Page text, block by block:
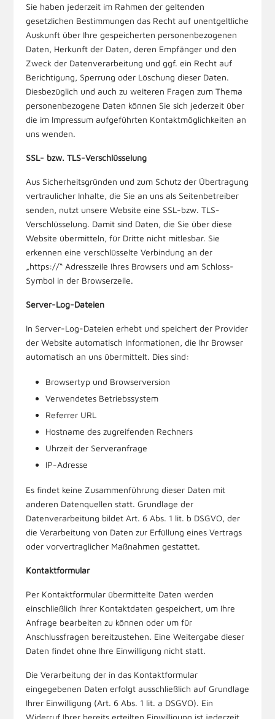
Sie haben jederzeit im Rahmen der geltenden
gesetzlichen Bestimmungen das Recht auf unentgeltliche
Auskunft über Ihre gespeicherten personenbezogenen
Daten, Herkunft der Daten, deren Empfänger und den
Zweck der Datenverarbeitung und ggf. ein Recht auf
Berichtigung, Sperrung oder Löschung dieser Daten.
Diesbezüglich und auch zu weiteren Fragen zum Thema
personenbezogene Daten können Sie sich jederzeit über
die im Impressum aufgeführten Kontaktmöglichkeiten an
uns wenden.
SSL- bzw. TLS-Verschlüsselung
Aus Sicherheitsgründen und zum Schutz der Übertragung
vertraulicher Inhalte, die Sie an uns als Seitenbetreiber
senden, nutzt unsere Website eine SSL-bzw. TLS-
Verschlüsselung. Damit sind Daten, die Sie über diese
Website übermitteln, für Dritte nicht mitlesbar. Sie
erkennen eine verschlüsselte Verbindung an der
„https://“ Adresszeile Ihres Browsers und am Schloss-
Symbol in der Browserzeile.
Server-Log-Dateien
In Server-Log-Dateien erhebt und speichert der Provider
der Website automatisch Informationen, die Ihr Browser
automatisch an uns übermittelt. Dies sind:
Browsertyp und Browserversion
Verwendetes Betriebssystem
Referrer URL
Hostname des zugreifenden Rechners
Uhrzeit der Serveranfrage
IP-Adresse
Es findet keine Zusammenführung dieser Daten mit
anderen Datenquellen statt. Grundlage der
Datenverarbeitung bildet Art. 6 Abs. 1 lit. b DSGVO, der
die Verarbeitung von Daten zur Erfüllung eines Vertrags
oder vorvertraglicher Maßnahmen gestattet.
Kontaktformular
Per Kontaktformular übermittelte Daten werden
einschließlich Ihrer Kontaktdaten gespeichert, um Ihre
Anfrage bearbeiten zu können oder um für
Anschlussfragen bereitzustehen. Eine Weitergabe dieser
Daten findet ohne Ihre Einwilligung nicht statt.
Die Verarbeitung der in das Kontaktformular
eingegebenen Daten erfolgt ausschließlich auf Grundlage
Ihrer Einwilligung (Art. 6 Abs. 1 lit. a DSGVO). Ein
Widerruf Ihrer bereits erteilten Einwilligung ist jederzeit